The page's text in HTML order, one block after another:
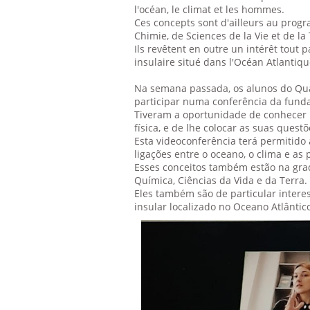
l'océan, le climat et les hommes.
Ces concepts sont d'ailleurs au
Chimie, de Sciences de la Vie et de la
Ils revêtent en outre un intérêt tout
insulaire situé dans l'Océan
Na semana passada, os alunos do
participar numa conferência da
Tiveram a oportunidade de conhecer
física, e de lhe colocar as suas
Esta videoconferência terá
ligações entre o oceano, o clima e as
Esses conceitos também estão na
Química, Ciências da Vida e da Terra.
Eles também são de particular
insular localizado no Oceano